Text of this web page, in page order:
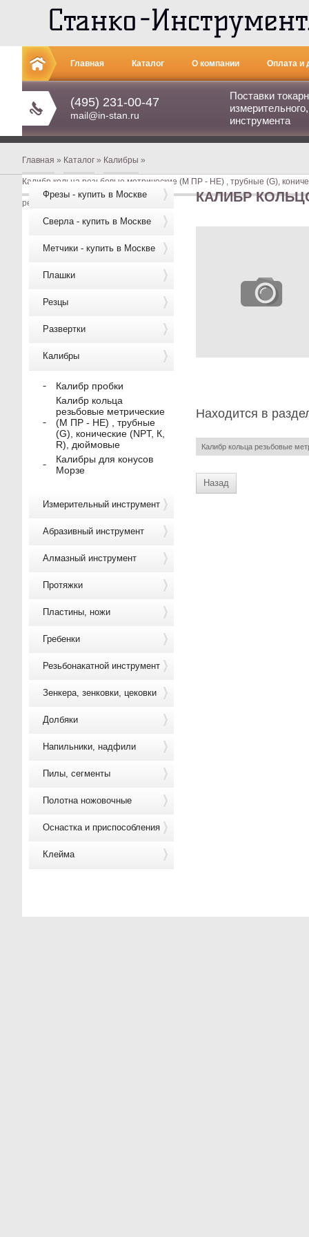
(495) 231-00-47
mail@in-stan.ru
Поставки
инструмента
Главная Каталог О компании Оплата и
Контакты
Главная » Каталог » Калибры »
Калибр кольца резьбовые метрические (М ПР - НЕ) , трубные (G),
резьбовое М20 х1,5 НЕ кл3 (8g) КАЛИБР
Находится в
Калибр кольца резьбовые
Назад
Фрезы - купить в Москве
Сверла - купить в Москве
Метчики - купить в Москве
Плашки
Резцы
Развертки
Калибры
Калибр пробки
Калибр кольца
резьбовые метрические
(М ПР - НЕ) , трубные
(G), конические (NPT, К,
R), дюймовые
Калибры для конусов
Морзе
Измерительный инструмент
Абразивный инструмент
Алмазный инструмент
Протяжки
Пластины, ножи
Гребенки
Резьбонакатной инструмент
Зенкера, зенковки, цековки
Долбяки
Напильники, надфили
Пилы, сегменты
Полотна ножовочные
Оснастка и приспособления
Клейма